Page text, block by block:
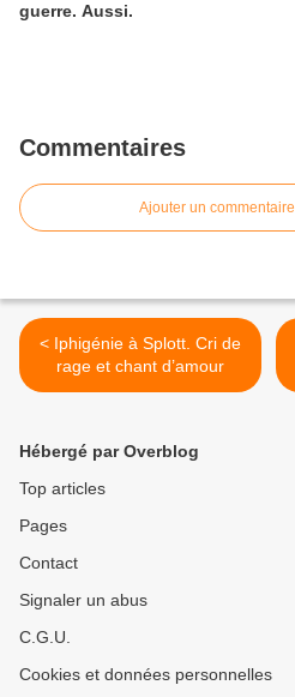
guerre. Aussi.
Commentaires
Ajouter un commentaire
< Iphigénie à Splott. Cri de
rage et chant d’amour
Hébergé par Overblog
Top articles
Pages
Contact
Signaler un abus
C.G.U.
Cookies et données personnelles